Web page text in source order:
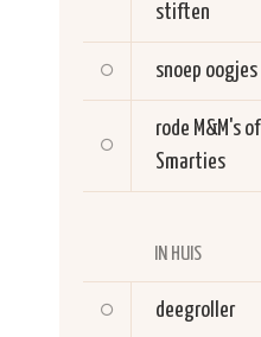
stiften
snoep oogjes
rode M&M's of
Smarties
IN HUIS
deegroller